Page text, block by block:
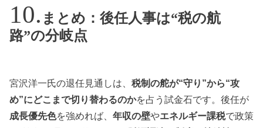
まとめ：後任人事は“税の航
路”の分岐点
宮沢洋一氏の退任見通しは、 税制の舵が“守り”から“攻
め”にどこまで切り替わるのかを占う試金石です。後任が
成長優先色を強めれば、 年収の壁やエネルギー課税で政策